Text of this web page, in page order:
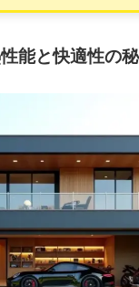
能と快適性の